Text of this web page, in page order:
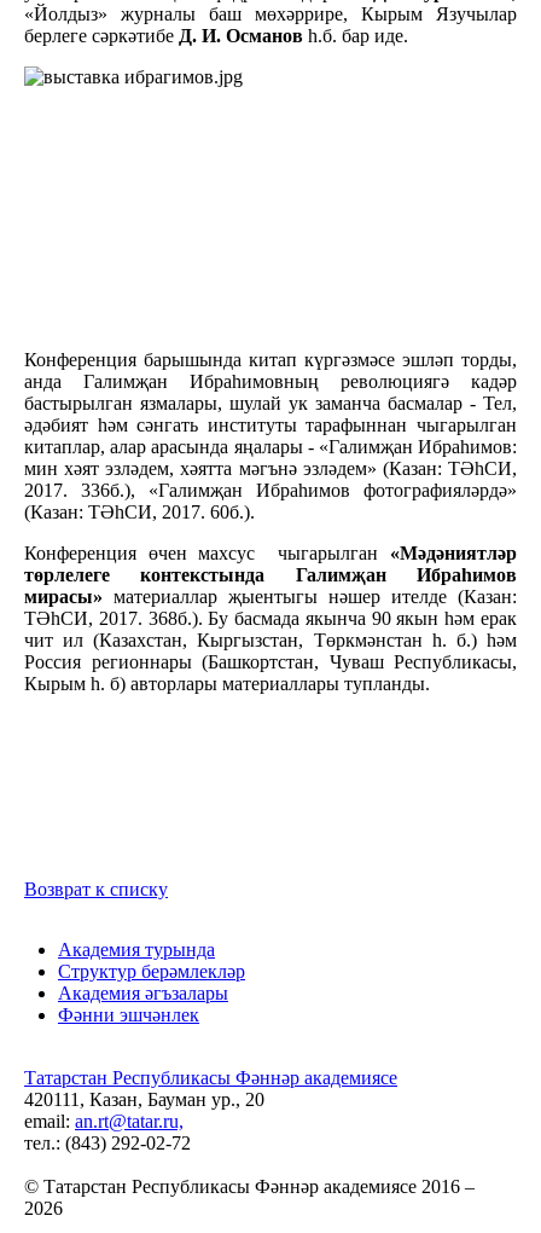
«Йолдыз» журналы баш мөхәррире, Кырым Язучылар
берлеге сәркәтибе Д. И. Османов һ.б. бар иде.
Конференция барышында китап күргәзмәсе эшләп торды,
анда Галимҗан Ибраһимовның революциягә кадәр
бастырылган язмалары, шулай ук заманча басмалар - Тел,
әдәбият һәм сәнгать институты тарафыннан чыгарылган
китаплар, алар арасында яңалары - «Галимҗан Ибраһимов:
мин хәят эзләдем, хәятта мәгънә эзләдем» (Казан: ТӘһСИ,
2017. 336б.), «Галимҗан Ибраһимов фотографияләрдә»
(Казан: ТӘһСИ, 2017. 60б.).
Конференция өчен махсус чыгарылган «Мәдәниятләр
төрлелеге контекстында Галимҗан Ибраһимов
мирасы» материаллар җыентыгы нәшер ителде (Казан:
ТӘһСИ, 2017. 368б.). Бу басмада якынча 90 якын һәм ерак
чит ил (Казахстан, Кыргызстан, Төркмәнстан һ. б.) һәм
Россия регионнары (Башкортстан, Чуваш Республикасы,
Кырым һ. б) авторлары материаллары тупланды.
Возврат к списку
Академия турында
Структур берәмлекләр
Академия әгъзалары
Фәнни эшчәнлек
Татарстан Республикасы Фәннәр академиясе
420111, Казан, Бауман ур., 20
email: an.rt@tatar.ru,
тел.: (843) 292-02-72
© Татарстан Республикасы Фәннәр академиясе 2016 –
2026